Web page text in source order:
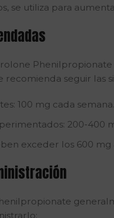
se utiliza para
recomienda seguir las
100 mg cada semana.
200-400
exceder los 600 mg